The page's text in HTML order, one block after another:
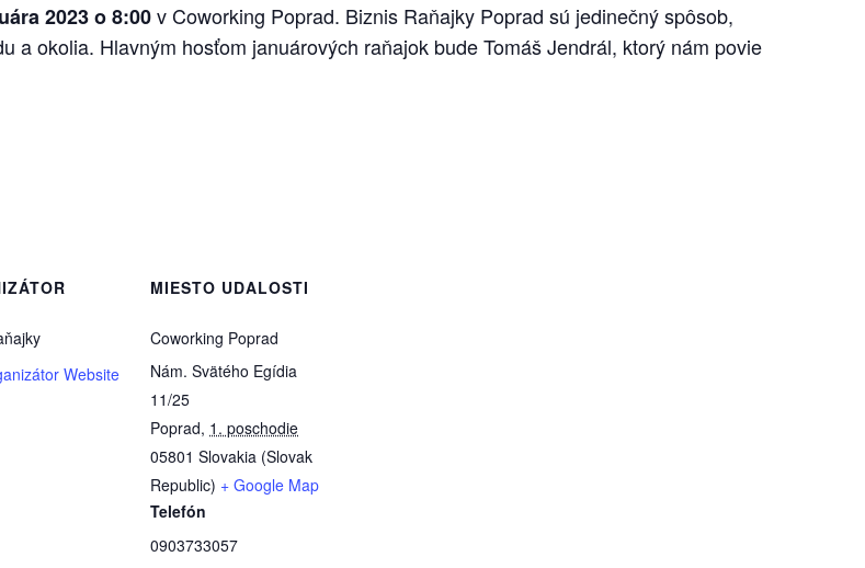
2023 o 8:00v Coworking Poprad. Biznis Raňajky Poprad sú jedinečný spôsob,
a okolia. Hlavným hosťom januárových raňajok bude Tomáš Jendrál, ktorý nám povie
Website
MIESTO UDALOSTI
Coworking Poprad
Nám. Svätého Egídia
11/25
Poprad, 1. poschodie
05801 Slovakia (Slovak
Republic) + Google Map
Telefón
0903733057